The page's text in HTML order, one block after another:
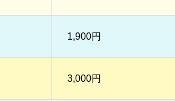
1,900円
3,000円